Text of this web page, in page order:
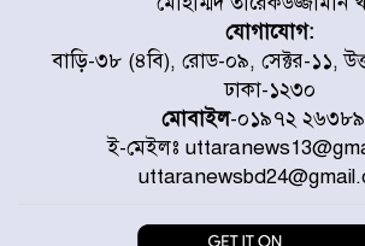
হাসিনার বক্তব্য
নেই
জুলাই গণঅভ্যুত্থানে
মিতুর খোঁজ নিলেন
যোগাযোগ:
বাড়ি-৩৮ (৪বি), রোড-০৯, সেক্টর-১১,
ঢাকা-১২৩০
মোবাইল-০১৯৭২
ই-মেইলঃ